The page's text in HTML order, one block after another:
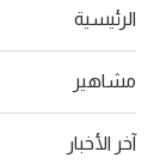
الرئيسية
مشاهير
آخر الأخبار